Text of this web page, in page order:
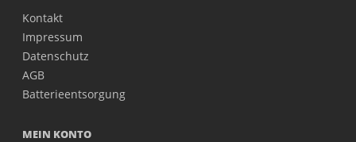
Kontakt
Impressum
Datenschutz
AGB
Batterieentsorgung
MEIN KONTO